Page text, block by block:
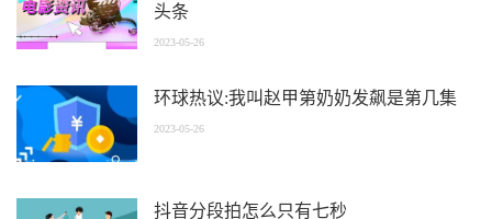
头条
2023-05-26
环球热议:我叫赵甲第奶奶发飙是第几集
2023-05-26
抖音分段拍怎么只有七秒